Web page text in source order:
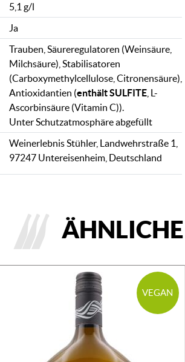
5,1 g/l
Ja
Trauben, Säureregulatoren (Weinsäure,
Milchsäure), Stabilisatoren
(Carboxymethylcellulose, Citronensäure),
Antioxidantien (enthält SULFITE, L-
Ascorbinsäure (Vitamin C)).
Unter Schutzatmosphäre abgefüllt
Weinerlebnis Stühler, Landwehrstraße 1,
97247 Untereisenheim, Deutschland
ÄHNLICHE
VEGAN